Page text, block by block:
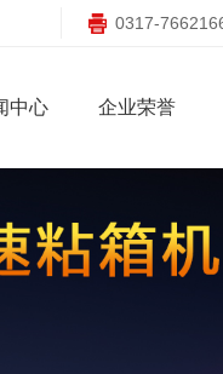
0317-
中心 企业荣誉